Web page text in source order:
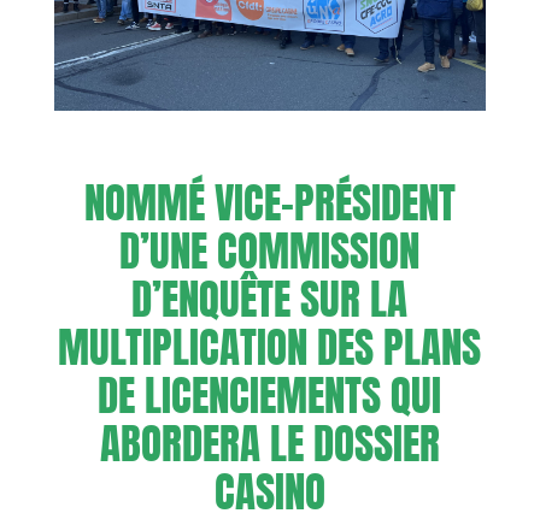
NOMMÉ VICE-PRÉSIDENT
D’UNE COMMISSION
D’ENQUÊTE SUR LA
MULTIPLICATION DES PLANS
DE LICENCIEMENTS QUI
ABORDERA LE DOSSIER
CASINO